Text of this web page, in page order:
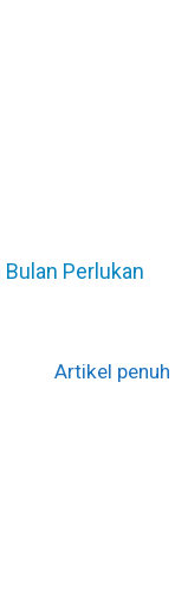
Perlukan
Artikel penuh